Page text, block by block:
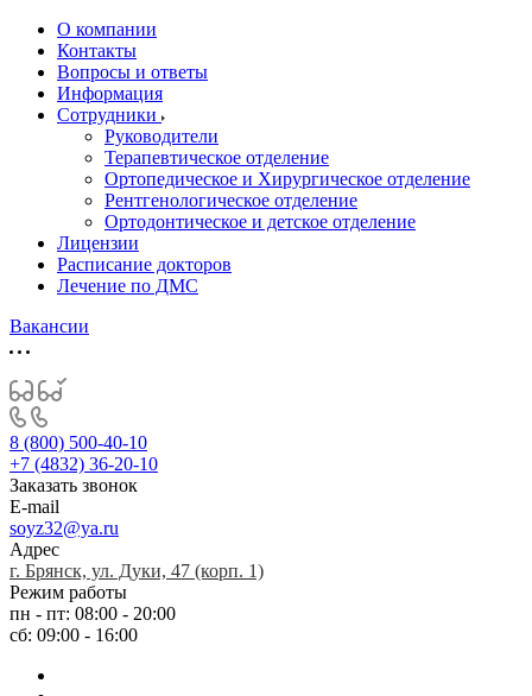
О компании
Контакты
Вопросы и ответы
Информация
Сотрудники
Руководители
Терапевтическое отделение
Ортопедическое и Хирургическое отделение
Рентгенологическое отделение
Ортодонтическое и детское отделение
Лицензии
Расписание докторов
Лечение по ДМС
Вакансии
8 (800) 500-40-10
+7 (4832) 36-20-10
Заказать звонок
E-mail
soyz32@ya.ru
Адрес
г. Брянск, ул. Дуки, 47 (корп. 1)
Режим работы
пн - пт: 08:00 - 20:00
сб: 09:00 - 16:00